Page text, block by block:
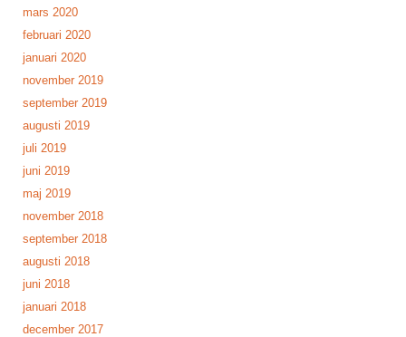
mars 2020
februari 2020
januari 2020
november 2019
september 2019
augusti 2019
juli 2019
juni 2019
maj 2019
november 2018
september 2018
augusti 2018
juni 2018
januari 2018
december 2017